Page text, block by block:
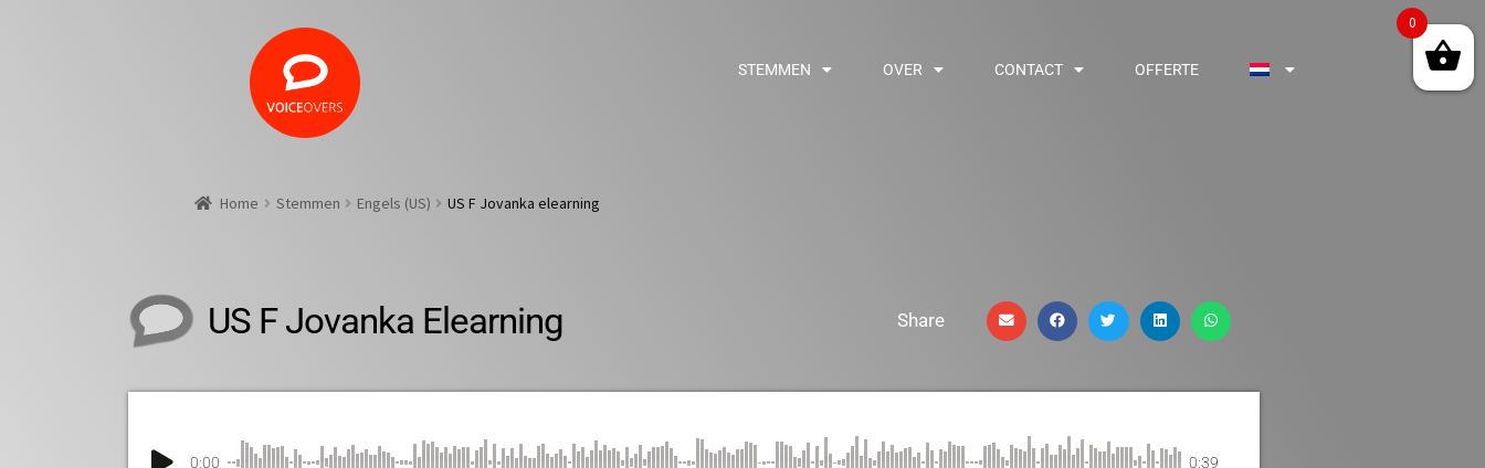
STEMMEN OVER CONTACT OFFERTE
Home Stemmen Engels (US) US F Jovanka elearning
US F Jovanka Elearning Share
0:00 0:39
0